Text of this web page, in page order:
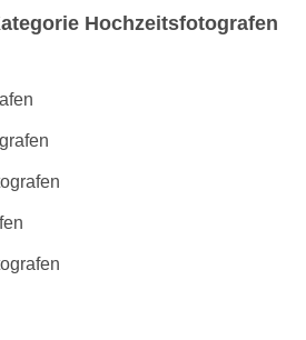
Hochzeitsfotografen